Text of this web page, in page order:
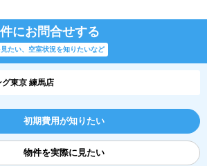
にお問合せする
たい、空室状況を知りたいなど
東京 練馬店
初期費用が知りたい
物件を実際に見たい